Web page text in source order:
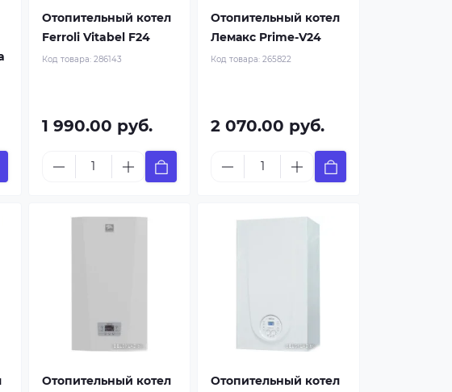
Отопительный котел
Ferroli Vitabel F24
Код товара: 286143
1 990.00 руб.
Отопительный котел
Лемакс Prime-V24
Код товара:265822
2 070.00 руб.
Отопительный котел
Отопительный котел